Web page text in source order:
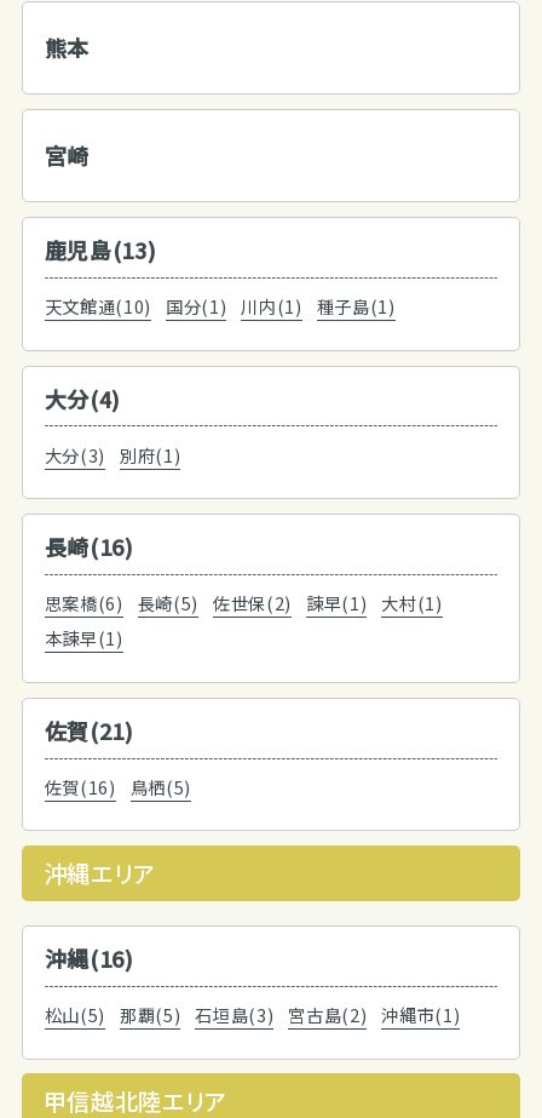
熊本
宮崎
鹿児島(13)
天文館通(10) 国分(1) 川内(1) 種子島(1)
大分(4)
大分(3) 別府(1)
長崎(16)
思案橋(6) 長崎(5) 佐世保(2) 諫早(1)
大村(1)
本諫早(1)
佐賀(21)
佐賀(16) 鳥栖(5)
沖縄エリア
沖縄(16)
松山(5) 那覇(5) 石垣島(3) 宮古島(2) 沖縄市(1)
甲信越北陸エリア